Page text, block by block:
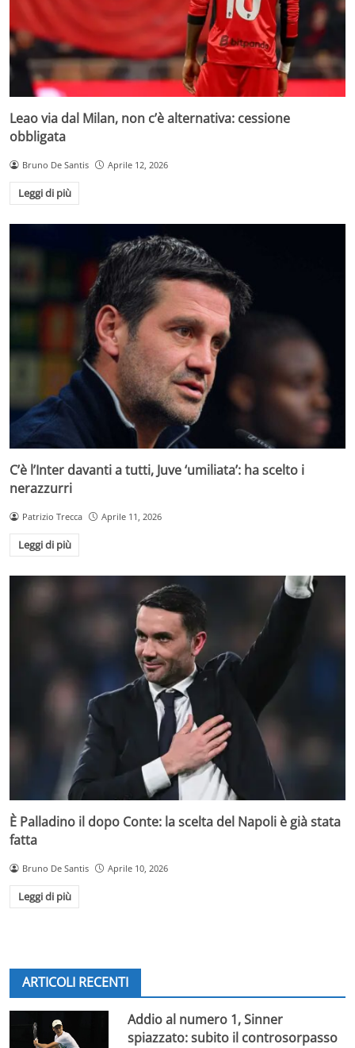
Leao via dal Milan, non c’è alternativa: cessione
obbligata
Bruno De Santis Aprile 12, 2026
Leggi di più
C’è l’Inter davanti a tutti, Juve ‘umiliata’: ha scelto i
nerazzurri
Patrizio Trecca Aprile 11, 2026
Leggi di più
È Palladino il dopo Conte: la scelta del Napoli è già stata
fatta
Bruno De Santis Aprile 10, 2026
Leggi di più
ARTICOLI RECENTI
Addio al numero 1, Sinner
spiazzato: subito il controsorpasso